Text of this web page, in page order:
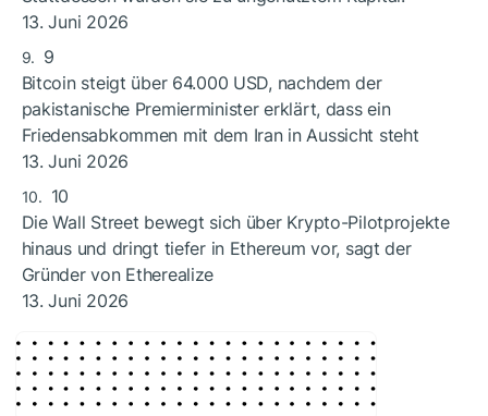
13. Juni 2026
9
Bitcoin steigt über 64.000 USD, nachdem der
pakistanische Premierminister erklärt, dass ein
Friedensabkommen mit dem Iran in Aussicht steht
13. Juni 2026
10
Die Wall Street bewegt sich über Krypto-Pilotprojekte
hinaus und dringt tiefer in Ethereum vor, sagt der
Gründer von Etherealize
13. Juni 2026